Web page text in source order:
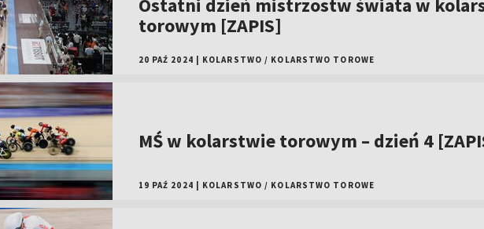
Ostatni dzień mistrzostw świata w
torowym [ZAPIS]
20 PAŹ 2024 KOLARSTWO / KOLARSTWO TOROWE
MŚ w kolarstwie torowym – dzień 4
19 PAŹ 2024 KOLARSTWO / KOLARSTWO TOROWE